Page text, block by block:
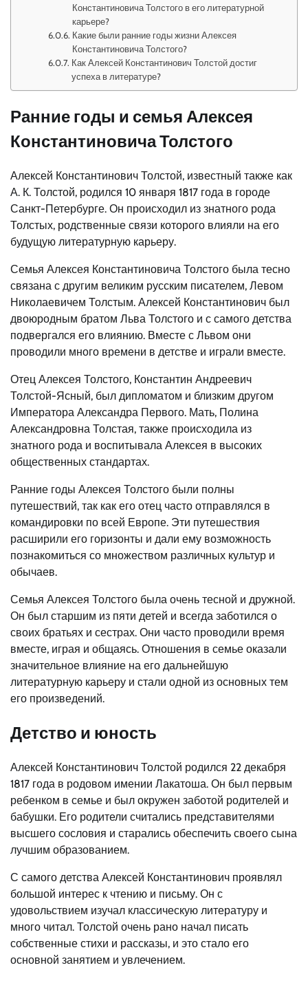
Константиновича Толстого в его литературной
карьере?
Какие были ранние годы жизни Алексея
Константиновича Толстого?
Как Алексей Константинович Толстой достиг
успеха в литературе?
Ранние годы и семья Алексея
Константиновича Толстого
Алексей Константинович Толстой, известный также как
А. К. Толстой, родился 10 января 1817 года в городе
Санкт-Петербурге. Он происходил из знатного рода
Толстых, родственные связи которого влияли на его
будущую литературную карьеру.
Семья Алексея Константиновича Толстого была тесно
связана с другим великим русским писателем, Левом
Николаевичем Толстым. Алексей Константинович был
двоюродным братом Льва Толстого и с самого детства
подвергался его влиянию. Вместе с Львом они
проводили много времени в детстве и играли вместе.
Отец Алексея Толстого, Константин Андреевич
Толстой-Ясный, был дипломатом и близким другом
Императора Александра Первого. Мать, Полина
Александровна Толстая, также происходила из
знатного рода и воспитывала Алексея в высоких
общественных стандартах.
Ранние годы Алексея Толстого были полны
путешествий, так как его отец часто отправлялся в
командировки по всей Европе. Эти путешествия
расширили его горизонты и дали ему возможность
познакомиться со множеством различных культур и
обычаев.
Семья Алексея Толстого была очень тесной и дружной.
Он был старшим из пяти детей и всегда заботился о
своих братьях и сестрах. Они часто проводили время
вместе, играя и общаясь. Отношения в семье оказали
значительное влияние на его дальнейшую
литературную карьеру и стали одной из основных тем
его произведений.
Детство и юность
Алексей Константинович Толстой родился 22 декабря
1817 года в родовом имении Лакатоша. Он был первым
ребенком в семье и был окружен заботой родителей и
бабушки. Его родители считались представителями
высшего сословия и старались обеспечить своего сына
лучшим образованием.
С самого детства Алексей Константинович проявлял
большой интерес к чтению и письму. Он с
удовольствием изучал классическую литературу и
много читал. Толстой очень рано начал писать
собственные стихи и рассказы, и это стало его
основной занятием и увлечением.